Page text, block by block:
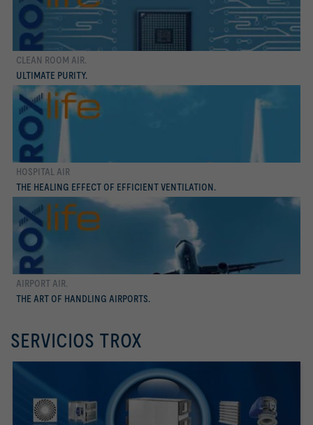
CLEAN ROOM AIR.
ULTIMATE PURITY.
Conocer más
HOSPITAL AIR
THE HEALING EFFECT OF EFFICIENT VENTILATION.
Conocer más
AIRPORT AIR.
THE ART OF HANDLING AIRPORTS.
Conocer más
SERVICIOS TROX